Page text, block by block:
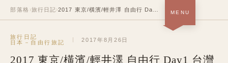
MENU
首頁 · 關於＋作品
部落格 NOW
部落格 ›旅行日記›
旅行日記
日本－自由行旅記
2017年8月26日
2017 東京/橫濱/輕井澤 自由行 Day1 台灣